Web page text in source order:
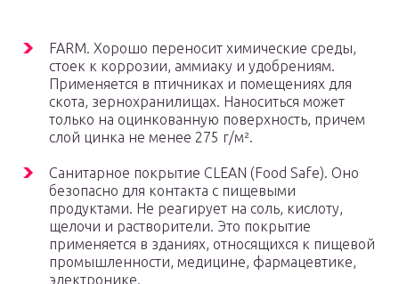
FARM. Хорошо переносит химические среды,
стоек к коррозии, аммиаку и удобрениям.
Применяется в птичниках и помещениях для
скота, зернохранилищах. Наноситься может
только на оцинкованную поверхность, причем
слой цинка не менее 275 г/м².
Санитарное покрытие CLEAN (Food Safe). Оно
безопасно для контакта с пищевыми
продуктами. Не реагирует на соль, кислоту,
щелочи и растворители. Это покрытие
применяется в зданиях, относящихся к пищевой
промышленности, медицине, фармацевтике,
электронике.